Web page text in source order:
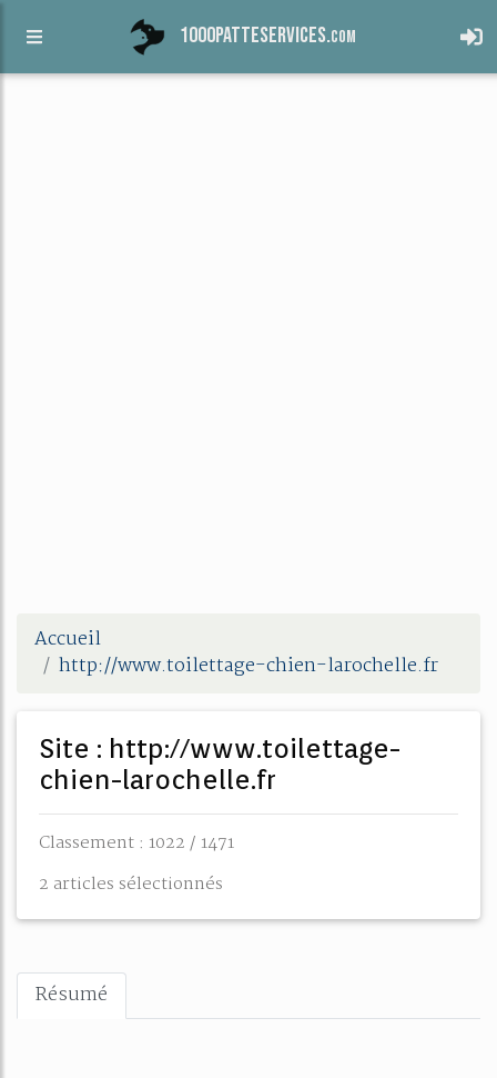
1000patteservices.com
Accueil
http://www.toilettage-chien-larochelle.fr
Site : http://www.toilettage-
chien-larochelle.fr
Classement : 1022 / 1471
2 articles sélectionnés
Résumé